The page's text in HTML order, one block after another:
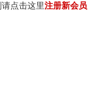
请点击这里注册新会员